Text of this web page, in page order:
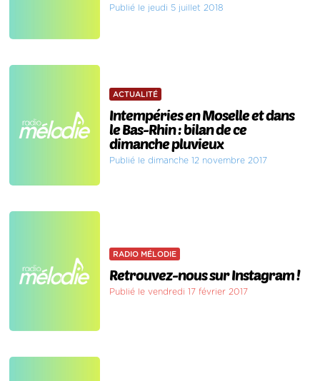
Publié le jeudi 5 juillet 2018
ACTUALITÉ
Intempéries en Moselle et dans
le Bas-Rhin : bilan de ce
dimanche pluvieux
Publié le dimanche 12 novembre 2017
RADIO MÉLODIE
Retrouvez-nous sur Instagram !
Publié le vendredi 17 février 2017